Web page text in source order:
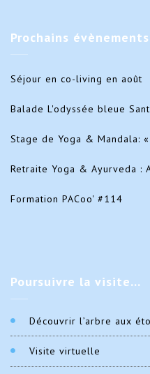
Prochains évènements
Séjour en co-living en août
Balade L'odyssée bleue
Stage de Yoga & Mandala:
Retraite Yoga & Ayurveda :
Formation PACoo' #114
Poursuivre la visite…
Découvrir l’arbre aux
Visite virtuelle